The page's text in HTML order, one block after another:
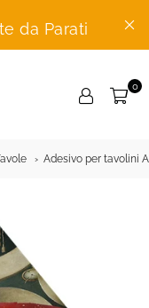
da Parati
0
Adesivo per tavolini